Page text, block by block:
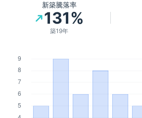
新築騰落率
131%
築19年